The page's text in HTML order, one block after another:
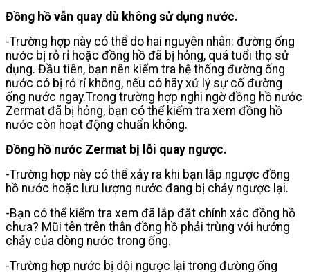
Đồng hồ vẫn quay dù không sử dụng nước.
-Trường hợp này có thể do hai nguyên nhân: đường ống
nước bị rỏ rỉ hoặc đồng hồ đã bị hỏng, quá tuổi thọ sử
dụng. Đầu tiên, bạn nên kiểm tra hệ thống đường ống
nước có bị rỏ rỉ không, nếu có hãy xử lý sự cố đường
ống nước ngay.Trong trường hợp nghi ngờ đồng hồ nước
Zermat đã bị hỏng, bạn có thể kiểm tra xem đồng hồ
nước còn hoạt động chuẩn không.
Đồng hồ nước Zermat bị lỗi quay ngược.
-Trường hợp này có thể xảy ra khi bạn lắp ngược đồng
hồ nước hoặc lưu lượng nước đang bị chảy ngược lại.
-Bạn có thể kiểm tra xem đã lắp đặt chính xác đồng hồ
chưa? Mũi tên trên thân đồng hồ phải trùng với hướng
chảy của dòng nước trong ống.
-Trường hợp nước bị dội ngược lại trong đường ống